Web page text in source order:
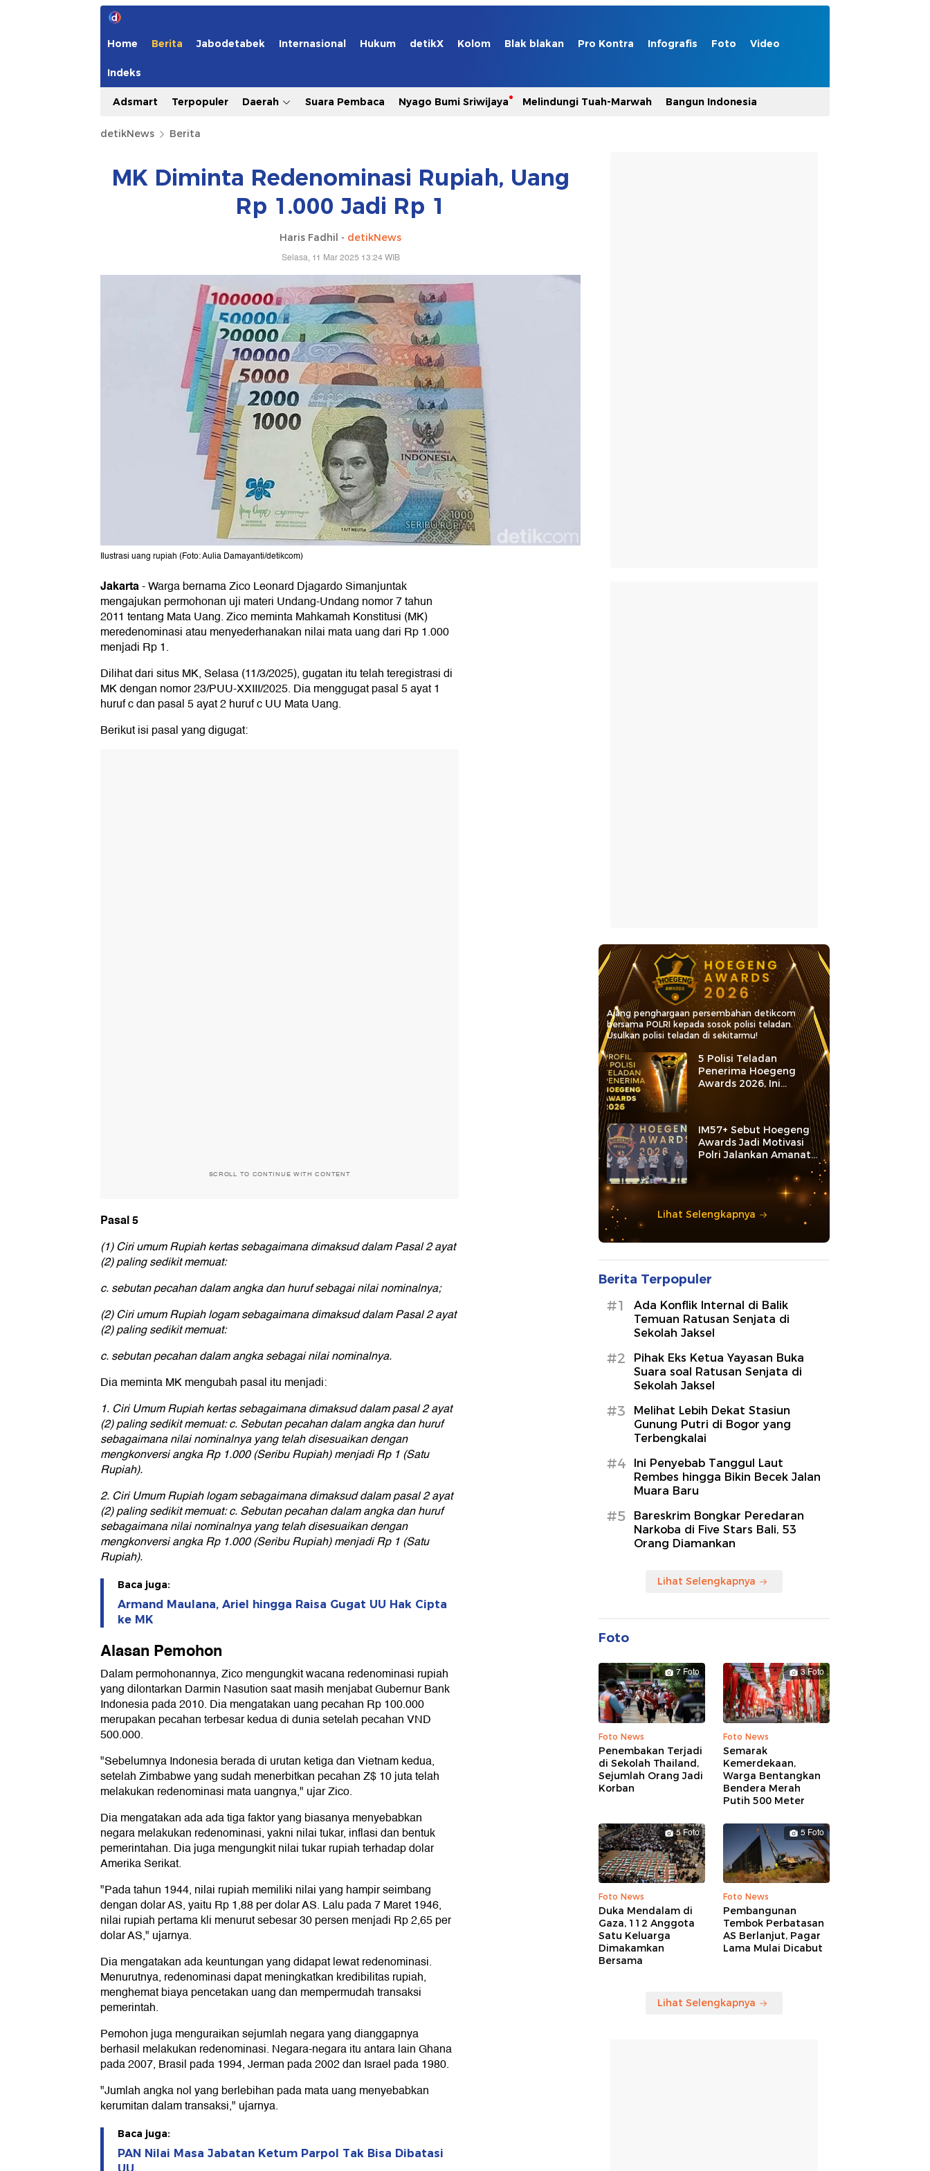
Home Berita Jabodetabek Internasional Hukum detikX Kolom Blak blakan Pro Kontra Infografis Foto Video
Indeks
Adsmart Terpopuler Daerah Suara Pembaca Nyago Bumi Sriwijaya Melindungi Tuah-Marwah Bangun Indonesia
detikNews Berita
MK Diminta Redenominasi Rupiah, Uang
Rp 1.000 Jadi Rp 1
Haris Fadhil - detikNews
Selasa, 11 Mar 2025 13:24 WIB
Ilustrasi uang rupiah (Foto: Aulia Damayanti/detikcom)
Jakarta-Warga bernama Zico Leonard Djagardo Simanjuntak
mengajukan permohonan uji materi Undang-Undang nomor 7 tahun
2011 tentang Mata Uang. Zico meminta Mahkamah Konstitusi (MK)
meredenominasi atau menyederhanakan nilai mata uang dari Rp 1.000
menjadi Rp 1.
Dilihat dari situs MK, Selasa (11/3/2025), gugatan itu telah teregistrasi di
MK dengan nomor 23/PUU-XXIII/2025. Dia menggugat pasal 5 ayat 1
huruf c dan pasal 5 ayat 2 huruf c UU Mata Uang.
Berikut isi pasal yang digugat:
SCROLL TO CONTINUE WITH CONTENT
Pasal 5
(1) Ciri umum Rupiah kertas sebagaimana dimaksud dalam Pasal 2 ayat
(2) paling sedikit memuat:
c. sebutan pecahan dalam angka dan huruf sebagai nilai nominalnya;
(2) Ciri umum Rupiah logam sebagaimana dimaksud dalam Pasal 2 ayat
(2) paling sedikit memuat:
c. sebutan pecahan dalam angka sebagai nilai nominalnya.
Dia meminta MK mengubah pasal itu menjadi:
1. Ciri Umum Rupiah kertas sebagaimana dimaksud dalam pasal 2 ayat
(2) paling sedikit memuat: c. Sebutan pecahan dalam angka dan huruf
sebagaimana nilai nominalnya yang telah disesuaikan dengan
mengkonversi angka Rp 1.000 (Seribu Rupiah) menjadi Rp 1 (Satu
Rupiah).
2. Ciri Umum Rupiah logam sebagaimana dimaksud dalam pasal 2 ayat
(2) paling sedikit memuat: c. Sebutan pecahan dalam angka dan huruf
sebagaimana nilai nominalnya yang telah disesuaikan dengan
mengkonversi angka Rp 1.000 (Seribu Rupiah) menjadi Rp 1 (Satu
Rupiah).
Baca juga:
Armand Maulana, Ariel hingga Raisa Gugat UU Hak Cipta
ke MK
Alasan Pemohon
Dalam permohonannya, Zico mengungkit wacana redenominasi rupiah
yang dilontarkan Darmin Nasution saat masih menjabat Gubernur Bank
Indonesia pada 2010. Dia mengatakan uang pecahan Rp 100.000
merupakan pecahan terbesar kedua di dunia setelah pecahan VND
500.000.
"Sebelumnya Indonesia berada di urutan ketiga dan Vietnam kedua,
setelah Zimbabwe yang sudah menerbitkan pecahan Z$ 10 juta telah
melakukan redenominasi mata uangnya," ujar Zico.
Dia mengatakan ada ada tiga faktor yang biasanya menyebabkan
negara melakukan redenominasi, yakni nilai tukar, inflasi dan bentuk
pemerintahan. Dia juga mengungkit nilai tukar rupiah terhadap dolar
Amerika Serikat.
"Pada tahun 1944, nilai rupiah memiliki nilai yang hampir seimbang
dengan dolar AS, yaitu Rp 1,88 per dolar AS. Lalu pada 7 Maret 1946,
nilai rupiah pertama kli menurut sebesar 30 persen menjadi Rp 2,65 per
dolar AS," ujarnya.
Dia mengatakan ada keuntungan yang didapat lewat redenominasi.
Menurutnya, redenominasi dapat meningkatkan kredibilitas rupiah,
menghemat biaya pencetakan uang dan mempermudah transaksi
pemerintah.
Pemohon juga menguraikan sejumlah negara yang dianggapnya
berhasil melakukan redenominasi. Negara-negara itu antara lain Ghana
pada 2007, Brasil pada 1994, Jerman pada 2002 dan Israel pada 1980.
"Jumlah angka nol yang berlebihan pada mata uang menyebabkan
kerumitan dalam transaksi," ujarnya.
Baca juga:
PAN Nilai Masa Jabatan Ketum Parpol Tak Bisa Dibatasi
Ajang penghargaan persembahan detikcom
bersama POLRI kepada sosok polisi teladan.
Usulkan polisi teladan di sekitarmu!
5 Polisi Teladan
Penerima Hoegeng
Awards 2026, Ini
Kategori dan Kiprahnya
IM57+ Sebut Hoegeng
Awards Jadi Motivasi
Polri Jalankan Amanat
Lihat Selengkapnya
Berita Terpopuler
#1
Ada Konflik Internal di Balik
Temuan Ratusan Senjata di
Sekolah Jaksel
#2
Pihak Eks Ketua Yayasan Buka
Suara soal Ratusan Senjata di
Sekolah Jaksel
#3
Melihat Lebih Dekat Stasiun
Gunung Putri di Bogor yang
Terbengkalai
#4
Ini Penyebab Tanggul Laut
Rembes hingga Bikin Becek Jalan
Muara Baru
#5
Bareskrim Bongkar Peredaran
Narkoba di Five Stars Bali, 53
Orang Diamankan
Lihat Selengkapnya
Foto
7 Foto
Foto News
Penembakan Terjadi
di Sekolah Thailand,
Sejumlah Orang Jadi
Korban
3 Foto
Foto News
Semarak
Kemerdekaan,
Warga Bentangkan
Bendera Merah
Putih 500 Meter
5 Foto
Foto News
Duka Mendalam di
Gaza, 112 Anggota
Satu Keluarga
Dimakamkan
Bersama
5 Foto
Foto News
Pembangunan
Tembok Perbatasan
AS Berlanjut, Pagar
Lama Mulai Dicabut
Lihat Selengkapnya